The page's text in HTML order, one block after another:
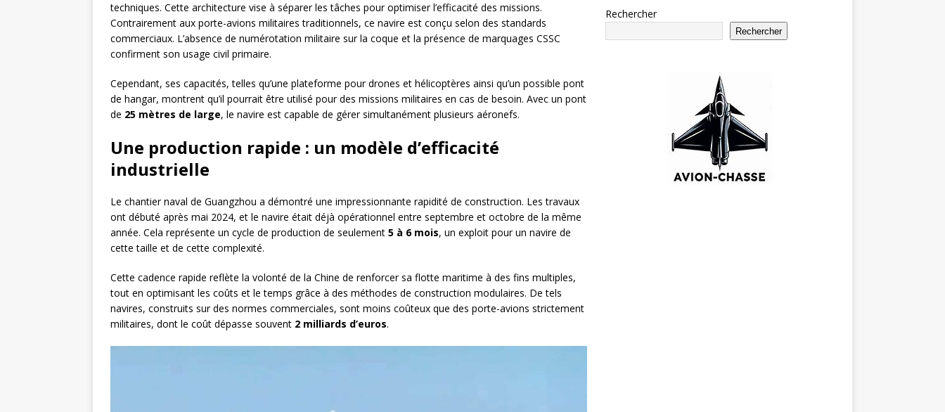
techniques. Cette architecture vise à séparer les tâches pour optimiser l’efficacité des missions.
Contrairement aux porte-avions militaires traditionnels, ce navire est conçu selon des standards
commerciaux. L’absence de numérotation militaire sur la coque et la présence de marquages CSSC
confirment son usage civil primaire.
Cependant, ses capacités, telles qu’une plateforme pour drones et hélicoptères ainsi qu’un possible pont
de hangar, montrent qu’il pourrait être utilisé pour des missions militaires en cas de besoin. Avec un pont
de 25 mètres de large, le navire est capable de gérer simultanément plusieurs aéronefs.
Une production rapide : un modèle d’efficacité
industrielle
Le chantier naval de Guangzhou a démontré une impressionnante rapidité de construction. Les travaux
ont débuté après mai 2024, et le navire était déjà opérationnel entre septembre et octobre de la même
année. Cela représente un cycle de production de seulement 5 à 6 mois, un exploit pour un navire de
cette taille et de cette complexité.
Cette cadence rapide reflète la volonté de la Chine de renforcer sa flotte maritime à des fins multiples,
tout en optimisant les coûts et le temps grâce à des méthodes de construction modulaires. De tels
navires, construits sur des normes commerciales, sont moins coûteux que des porte-avions strictement
militaires, dont le coût dépasse souvent 2 milliards d’euros.
Rechercher
Rechercher